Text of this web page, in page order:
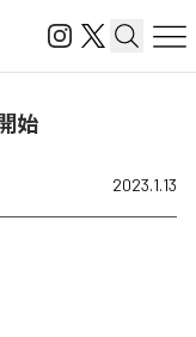
始
2023.1.13